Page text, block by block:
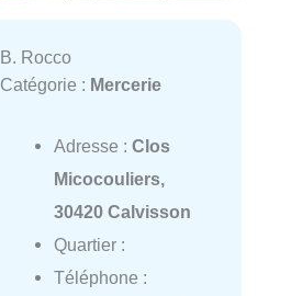
B. Rocco
Catégorie : Mercerie
Adresse : Clos
Micocouliers,
30420 Calvisson
Quartier :
Téléphone :